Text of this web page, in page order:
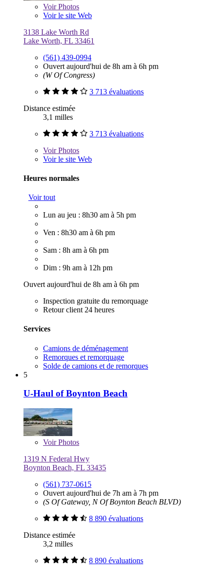
VoirPhotos
Voir le site Web
3138 Lake Worth Rd
Lake Worth, FL 33461
(561) 439-0994
Ouvert aujourd'hui de 8h am à 6h pm
(W Of Congress)
3 713 évaluations
Distance estimée
3,1 milles
3 713 évaluations
VoirPhotos
Voir le site Web
Heures normales
Voir tout
Lun au jeu : 8h30 am à 5h pm
Ven : 8h30 am à 6h pm
Sam : 8h am à 6h pm
Dim : 9h am à 12h pm
Ouvert aujourd'hui de 8h am à 6h pm
Inspection gratuite du remorquage
Retour client 24 heures
Services
Camions de déménagement
Remorques et remorquage
Solde de camions et de remorques
5
U-Haul of Boynton Beach
VoirPhotos
1319 N Federal Hwy
Boynton Beach, FL 33435
(561) 737-0615
Ouvert aujourd'hui de 7h am à 7h pm
(S Of Gateway, N Of Boynton Beach BLVD)
8 890 évaluations
Distance estimée
3,2 milles
8 890 évaluations